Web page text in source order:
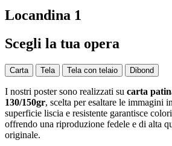
Locandina 1
Scegli la tua opera
Carta Tela Tela con telaio Dibond
I nostri poster sono realizzati su carta
130/150gr, scelta per esaltare le immagini
superficie liscia e resistente garantisce
offrendo una riproduzione fedele e di alta
originale.